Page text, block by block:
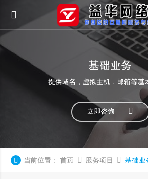
基础业务
提供域名，虚拟主机，邮箱等基
立即咨询
当前位置： 首页 服务项目 基础业